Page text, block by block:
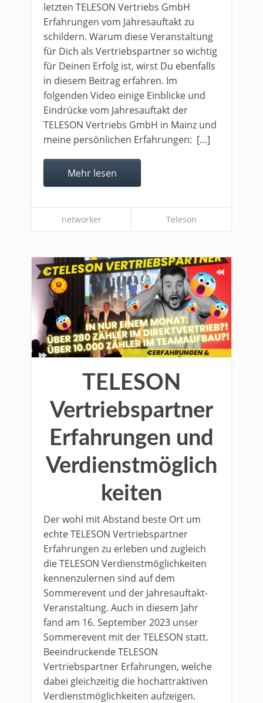
letzten TELESON Vertriebs GmbH
Erfahrungen vom Jahresauftakt zu
schildern. Warum diese Veranstaltung
für Dich als Vertriebspartner so wichtig
für Deinen Erfolg ist, wirst Du ebenfalls
in diesem Beitrag erfahren. Im
folgenden Video einige Einblicke und
Eindrücke vom Jahresauftakt der
TELESON Vertriebs GmbH in Mainz und
meine persönlichen Erfahrungen: […]
Mehr lesen
networker Teleson
TELESON
Vertriebspartner
Erfahrungen und
Verdienstmöglich
keiten
Der wohl mit Abstand beste Ort um
echte TELESON Vertriebspartner
Erfahrungen zu erleben und zugleich
die TELESON Verdienstmöglichkeiten
kennenzulernen sind auf dem
Sommerevent und der Jahresauftakt-
Veranstaltung. Auch in diesem Jahr
fand am 16. September 2023 unser
Sommerevent mit der TELESON statt.
Beeindruckende TELESON
Vertriebspartner Erfahrungen, welche
dabei gleichzeitig die hochattraktiven
Verdienstmöglichkeiten aufzeigen.